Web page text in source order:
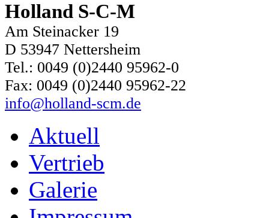
Holland S-C-M
Am Steinacker 19
D 53947 Nettersheim
Tel.: 0049 (0)2440 95962-0
Fax: 0049 (0)2440 95962-22
info@holland-scm.de
Aktuell
Vertrieb
Galerie